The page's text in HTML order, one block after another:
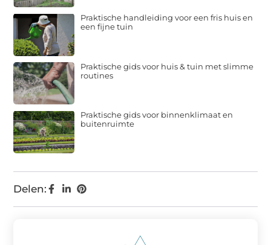
Delen:
Praktische handleiding voor een fris huis en
een fijne tuin
Praktische gids voor huis & tuin met slimme
routines
Praktische gids voor binnenklimaat en
buitenruimte